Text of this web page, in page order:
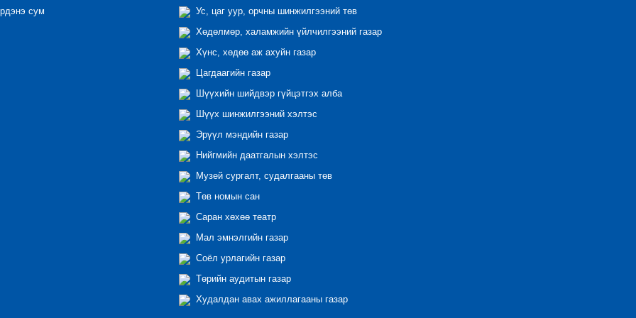
сум Ус, цаг уур, орчны шинжилгээний төв
Хөдөлмөр, халамжийн үйлчилгээний газар
Хүнс, хөдөө аж ахуйн газар
Цагдаагийн газар
Шүүхийн шийдвэр гүйцэтгэх алба
Шүүх шинжилгээний хэлтэс
Эрүүл мэндийн газар
Нийгмийн даатгалын хэлтэс
Музей сургалт, судалгааны төв
Төв номын сан
Саран хөхөө театр
Мал эмнэлгийн газар
Соёл урлагийн газар
Төрийн аудитын газар
Худалдан авах ажиллагааны газар